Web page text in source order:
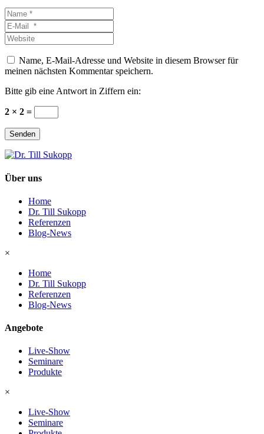
Name
*E-
Mail
*
Website
Name, E-Mail-Adresse und Website in diesem Browser für
meinen nächsten Kommentar speichern.
Bitte gib eine Antwort in Ziffern ein:
2 × 2 =
Senden
Über uns
Home
Dr. Till Sukopp
Referenzen
Blog-News
×
Home
Dr. Till Sukopp
Referenzen
Blog-News
Angebote
Live-Show
Seminare
Produkte
×
Live-Show
Seminare